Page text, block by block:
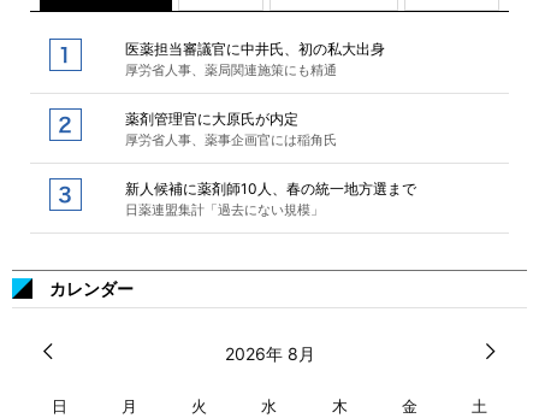
医薬担当審議官に中井氏、初の私大出身
厚労省人事、薬局関連施策にも精通
薬剤管理官に大原氏が内定
厚労省人事、薬事企画官には稲角氏
新人候補に薬剤師10人、春の統一地方選まで
日薬連盟集計「過去にない規模」
カレンダー
2026年 8月
日 月 火 水 木 金 土